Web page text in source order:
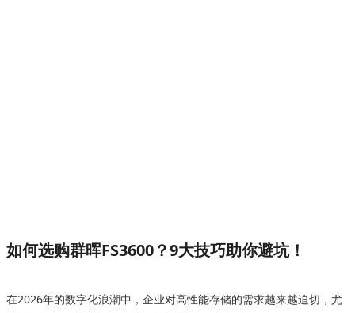
如何选购群晖FS3600？9大技巧助你避坑！
在2026年的数字化浪潮中，企业对高性能存储的需求越来越迫切，尤